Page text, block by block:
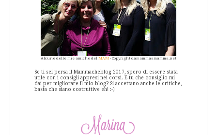
Alcune delle mie amiche del MAM - Copyright damammaamamma.net
Se ti sei persa il Mammacheblog 2017, spero di essere stata
utile con i consigli appresi nei corsi. E tu che consiglio mi
dai per migliorare il mio blog? Si accettano anche le critiche,
basta che siano costruttive eh! :-)